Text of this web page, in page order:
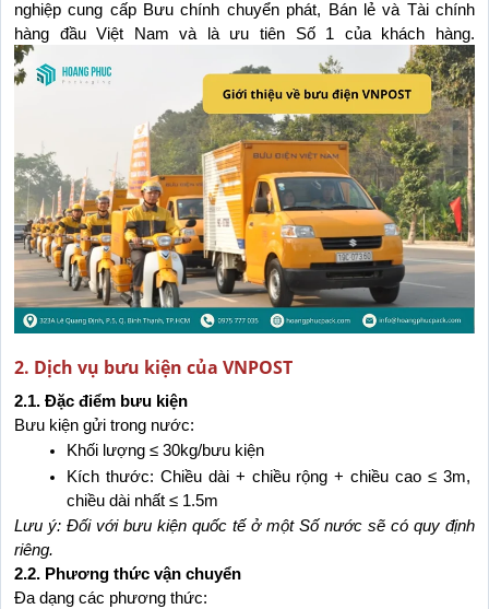
nghiệp cung cấp Bưu chính chuyển phát, Bán lẻ và Tài chính
hàng đầu Việt Nam và là ưu tiên Số 1 của khách hàng.
2. Dịch vụ bưu kiện của VNPOST
2.1. Đặc điểm bưu kiện
Bưu kiện gửi trong nước:
Khối lượng ≤ 30kg/bưu kiện
Kích thước: Chiều dài + chiều rộng + chiều cao ≤ 3m,
chiều dài nhất ≤ 1.5m
Lưu ý: Đối với bưu kiện quốc tế ở một Số nước sẽ có quy định
riêng.
2.2. Phương thức vận chuyển
Đa dạng các phương thức: